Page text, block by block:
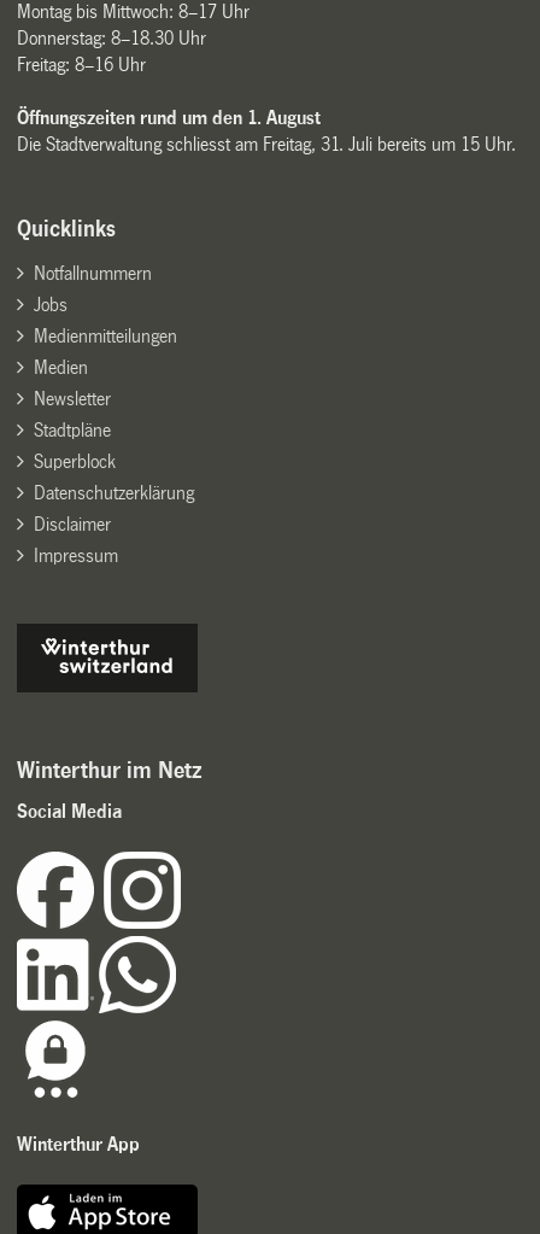
Montag bis Mittwoch: 8–17 Uhr
Donnerstag: 8–18.30 Uhr
Freitag: 8–16 Uhr
Öffnungszeiten rund um den 1. August
Die Stadtverwaltung schliesst am Freitag, 31. Juli bereits um 15 Uhr.
Quicklinks
Notfallnummern
Jobs
Medienmitteilungen
Medien
Newsletter
Stadtpläne
Superblock
Datenschutzerklärung
Disclaimer
Impressum
Winterthur im Netz
Social Media
Winterthur App